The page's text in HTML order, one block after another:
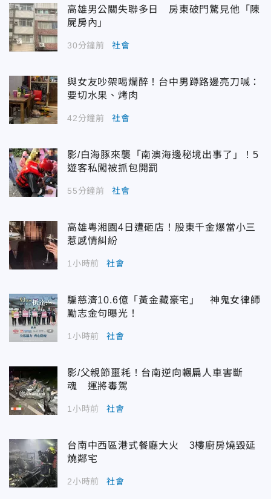
高雄男公關失聯多日 房東破門驚見他「陳
屍房內」
30分鐘前 社會
與女友吵架喝爛醉！台中男蹲路邊亮刀喊：
要切水果、烤肉
42分鐘前 社會
影/白海豚來襲「南澳海邊秘境出事了」！5
遊客私闖被抓包開罰
55分鐘前 社會
高雄粵湘園4日遭砸店！股東千金爆當小三
惹感情糾紛
1小時前 社會
騙慈濟10.6億「黃金藏豪宅」 神鬼女律師
勵志金句曝光！
1小時前 社會
影/父親節噩耗！台南逆向輾扁人車害斷
魂 運將毒駕
1小時前 社會
台南中西區港式餐廳大火 3樓廚房燒毀延
燒鄰宅
2小時前 社會